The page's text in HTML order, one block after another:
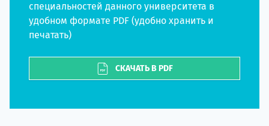
специальностей данного университета в
удобном формате PDF (удобно хранить и
печатать)
СКАЧАТЬ В PDF